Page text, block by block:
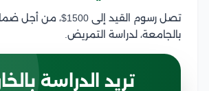
تصل رسوم القيد إلى 1500$،
بالجامعة، لدراسة التمريض.
تريد الدراسة